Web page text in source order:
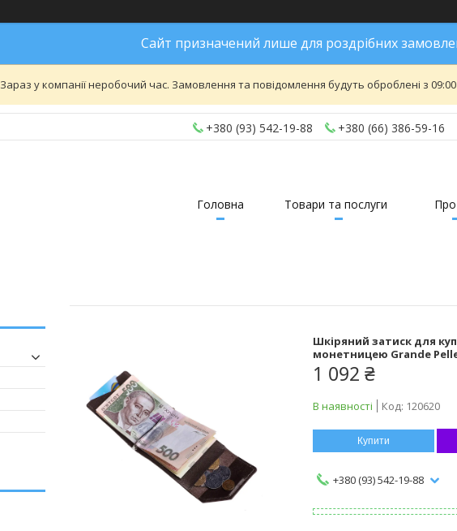
Сайт призначений лише для роздрібних
Зараз у компанії неробочий час. Замовлення та повідомлення будуть оброблені з
+380 (93) 542-19-88 +380 (66) 386-59-16
Головна Товари та послуги
Шкіряний затиск для
монетницею Grande
1 092 ₴
В наявності Код: 120620
Купити
+380 (93) 542-19-88